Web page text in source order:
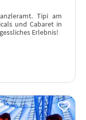
Tipi am
und Cabaret in
Erlebnis!